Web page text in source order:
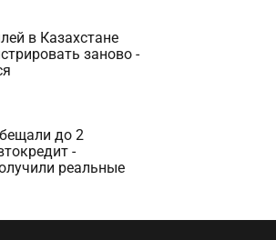
в Казахстане
заново -
до 2
-
реальные